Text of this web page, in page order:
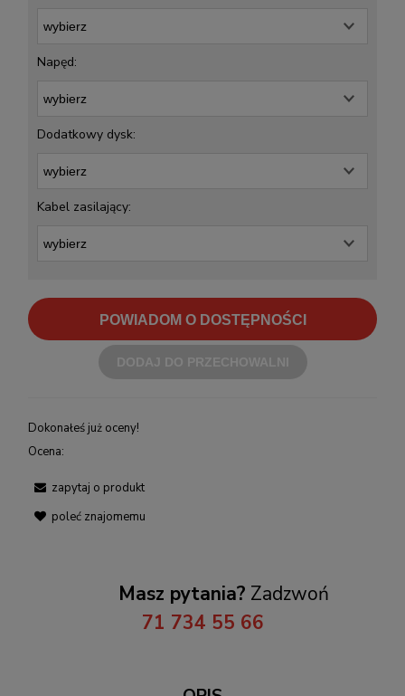
Napęd:
Dodatkowy dysk:
Kabel zasilający:
POWIADOM O DOSTĘPNOŚCI
Dokonałeś już oceny!
Ocena:
zapytaj o produkt
poleć znajomemu
Masz pytania? Zadzwoń
71 734 55 66